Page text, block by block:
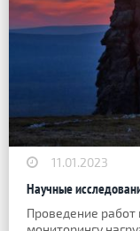
11.01.2023
Научные
Проведение работ